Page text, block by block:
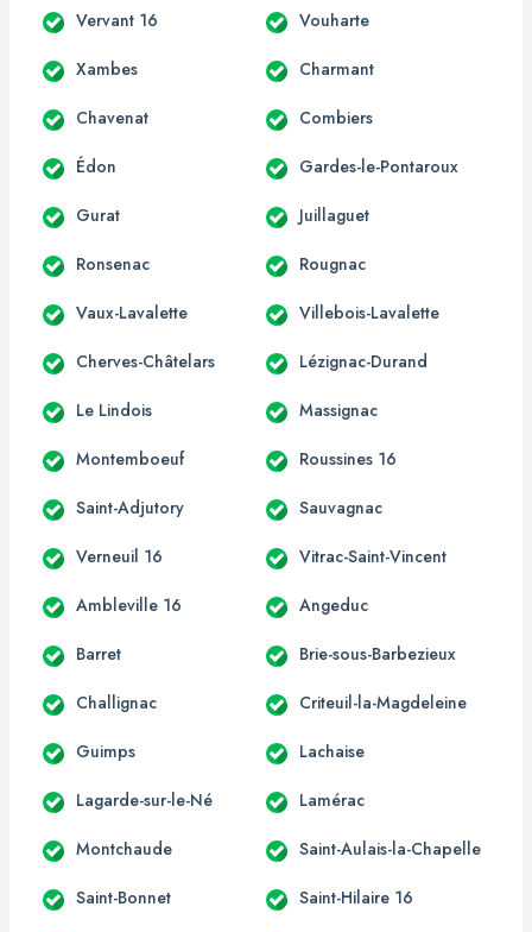
Vervant 16 Vouharte
Xambes Charmant
Chavenat Combiers
Édon Gardes-le-Pontaroux
Gurat Juillaguet
Ronsenac Rougnac
Vaux-Lavalette Villebois-Lavalette
Cherves-Châtelars Lézignac-Durand
Le Lindois Massignac
Montemboeuf Roussines 16
Saint-Adjutory Sauvagnac
Verneuil 16 Vitrac-Saint-Vincent
Ambleville 16 Angeduc
Barret Brie-sous-Barbezieux
Challignac Criteuil-la-Magdeleine
Guimps Lachaise
Lagarde-sur-le-Né Lamérac
Montchaude Saint-Aulais-la-Chapelle
Saint-Bonnet Saint-Hilaire 16